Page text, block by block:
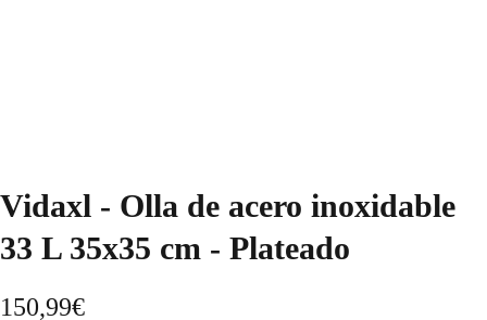
Vidaxl - Olla de acero inoxidable
33 L 35x35 cm - Plateado
150,99€